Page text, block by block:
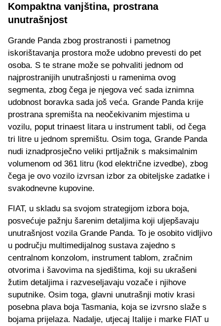
Kompaktna vanjština, prostrana
unutrašnjost
Grande Panda zbog prostranosti i pametnog
iskorištavanja prostora može udobno prevesti do pet
osoba. S te strane može se pohvaliti jednom od
najprostranijih unutrašnjosti u ramenima ovog
segmenta, zbog čega je njegova već sada iznimna
udobnost boravka sada još veća. Grande Panda krije
prostrana spremišta na neočekivanim mjestima u
vozilu, poput trinaest litara u instrument tabli, od čega
tri litre u jednom spremištu. Osim toga, Grande Panda
nudi iznadprosječno veliki prtljažnik s maksimalnim
volumenom od 361 litru (kod električne izvedbe), zbog
čega je ovo vozilo izvrsan izbor za obiteljske zadatke i
svakodnevne kupovine.
FIAT, u skladu sa svojom strategijom izbora boja,
posvećuje pažnju šarenim detaljima koji uljepšavaju
unutrašnjost vozila Grande Panda. To je osobito vidljivo
u području multimedijalnog sustava zajedno s
centralnom konzolom, instrument tablom, zračnim
otvorima i šavovima na sjedištima, koji su ukrašeni
žutim detaljima i razveseljavaju vozače i njihove
suputnike. Osim toga, glavni unutrašnji motiv krasi
posebna plava boja Tasmania, koja se izvrsno slaže s
bojama prijelaza. Nadalje, utjecaj Italije i marke FIAT u